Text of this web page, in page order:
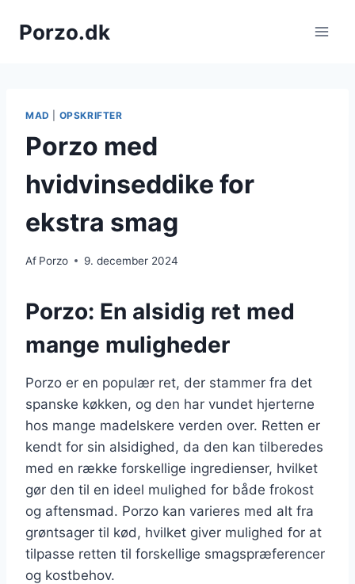
Porzo.dk
MAD OPSKRIFTER
Porzo med
hvidvinseddike for
ekstra smag
Af Porzo 9. december 2024
Porzo: En alsidig ret med
mange muligheder
Porzo er en populær ret, der stammer fra det
spanske køkken, og den har vundet hjerterne
hos mange madelskere verden over. Retten er
kendt for sin alsidighed, da den kan tilberedes
med en række forskellige ingredienser, hvilket
gør den til en ideel mulighed for både frokost
og aftensmad. Porzo kan varieres med alt fra
grøntsager til kød, hvilket giver mulighed for at
tilpasse retten til forskellige smagspræferencer
og kostbehov.